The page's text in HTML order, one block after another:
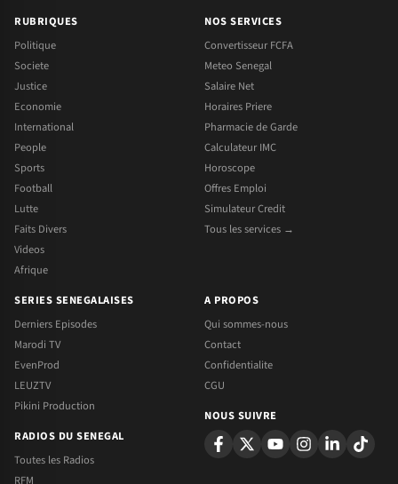
RUBRIQUES
Politique
Societe
Justice
Economie
International
People
Sports
Football
Lutte
Faits Divers
Videos
Afrique
NOS SERVICES
Convertisseur FCFA
Meteo Senegal
Salaire Net
Horaires Priere
Pharmacie de Garde
Calculateur IMC
Horoscope
Offres Emploi
Simulateur Credit
Tous les services →
SERIES SENEGALAISES
Derniers Episodes
Marodi TV
EvenProd
LEUZTV
Pikini Production
RADIOS DU SENEGAL
Toutes les Radios
RFM
A PROPOS
Qui sommes-nous
Contact
Confidentialite
CGU
NOUS SUIVRE